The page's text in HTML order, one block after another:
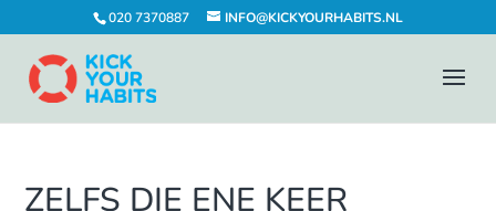
020 7370887 INFO@KICKYOURHABITS.NL
ZELFS DIE ENE KEER